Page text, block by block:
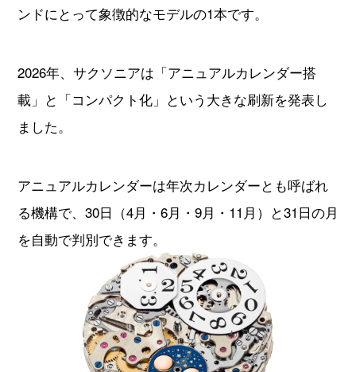
ンドにとって象徴的なモデルの1本です。
2026年、サクソニアは「アニュアルカレンダー搭
載」と「コンパクト化」という大きな刷新を発表し
ました。
アニュアルカレンダーは年次カレンダーとも呼ばれ
る機構で、30日（4月・6月・9月・11月）と31日の月
を自動で判別できます。